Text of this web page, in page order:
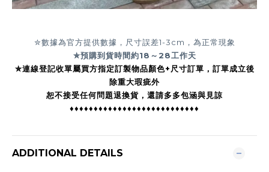
✮數據為官方提供數據，尺寸誤差1-3cm，為正常現象
✮預購到貨時間約18～28工作天
✮連線登記收單屬買方指定訂製物品顏色+尺寸訂單，訂單成立後
除重大瑕疵外
恕不接受任何問題退換貨，還請多多包涵與見諒
♦♦♦♦♦♦♦♦♦♦♦♦♦♦♦♦♦♦♦♦♦♦♦♦♦♦♦
ADDITIONAL DETAILS